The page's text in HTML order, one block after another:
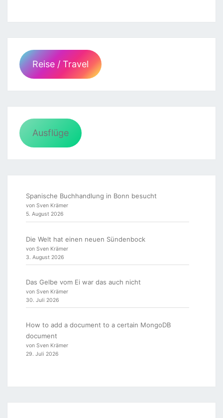
Reise / Travel
Ausflüge
Spanische Buchhandlung in Bonn besucht
von Sven Krämer
5. August 2026
Die Welt hat einen neuen Sündenbock
von Sven Krämer
3. August 2026
Das Gelbe vom Ei war das auch nicht
von Sven Krämer
30. Juli 2026
How to add a document to a certain MongoDB
document
von Sven Krämer
29. Juli 2026